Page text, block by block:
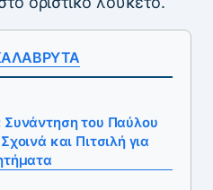
Συνάντηση του Παύλου
και Πιτσιλή για